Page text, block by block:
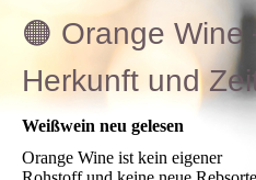
🟠 Orange Wine
Herkunft und
Weißwein neu gelesen
Orange Wine ist kein eigener